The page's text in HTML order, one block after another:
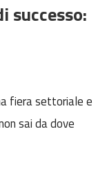
successo:
fiera settoriale e
sai da dove